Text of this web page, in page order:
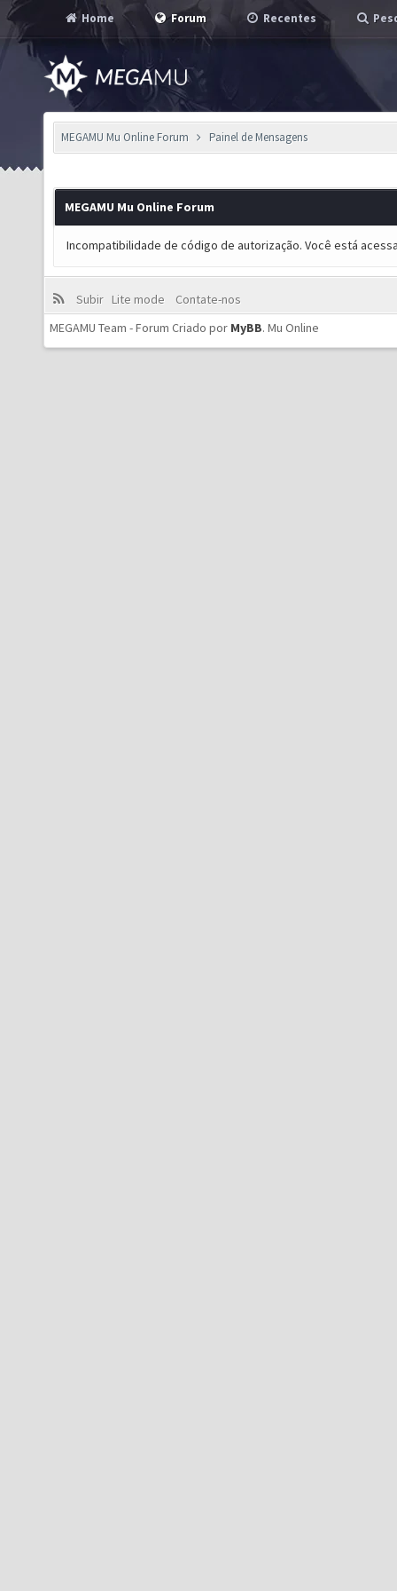
Home Forum Recentes
MEGAMU Mu Online Forum Painel de Mensagens
MEGAMU Mu Online Forum
Incompatibilidade de código de autorização. Você está
Subir Lite mode
Contate-nos
MEGAMU Team - Forum Criado por MyBB. Mu Online